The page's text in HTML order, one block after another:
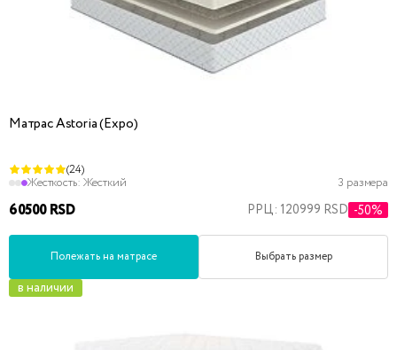
Матрас Astoria (Expo)
(24)
Жесткость: Жесткий 3 размера
60500 RSD РРЦ: 120999 RSD -50%
Полежать на матрасе Выбрать размер
в наличии